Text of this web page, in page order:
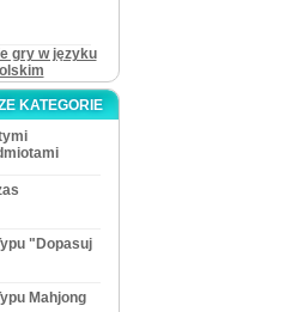
gry w języku
KATEGORIE
"Dopasuj
Mahjong